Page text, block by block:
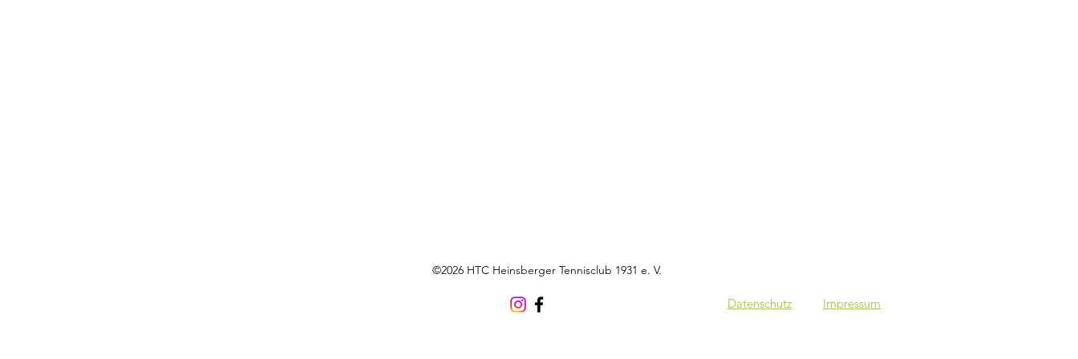
©2026 HTC Heinsberger Tennisclub 1931 e. V.
Datenschutz Impressum